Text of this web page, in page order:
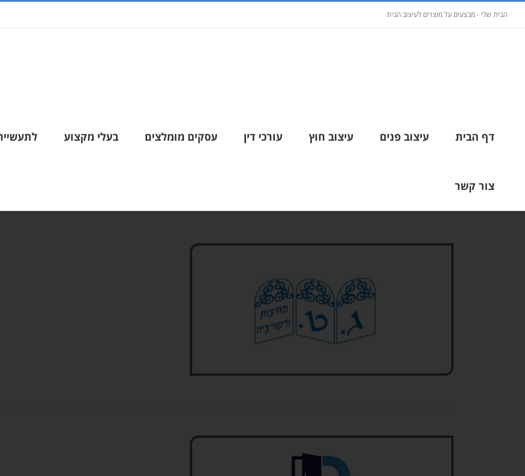
הבית שלי - מבצעים על מוצרים לעיצוב הבית
דף הבית עיצוב פנים עיצוב חוץ עורכי דין עסקים מומלצים בעלי מקצוע
צור קשר